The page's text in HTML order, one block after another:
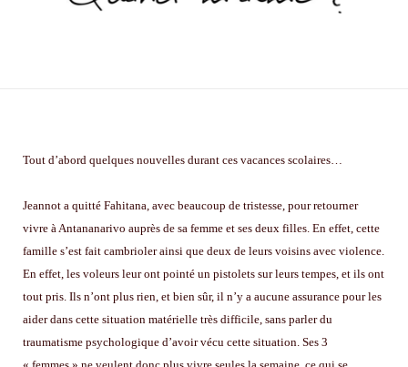
Tout d’abord quelques nouvelles durant ces vacances scolaires…
Jeannot a quitté Fahitana, avec beaucoup de tristesse, pour retourner
vivre à Antananarivo auprès de sa femme et ses deux filles. En effet, cette
famille s’est fait cambrioler ainsi que deux de leurs voisins avec violence.
En effet, les voleurs leur ont pointé un pistolets sur leurs tempes, et ils ont
tout pris. Ils n’ont plus rien, et bien sûr, il n’y a aucune assurance pour les
aider dans cette situation matérielle très difficile, sans parler du
traumatisme psychologique d’avoir vécu cette situation. Ses 3